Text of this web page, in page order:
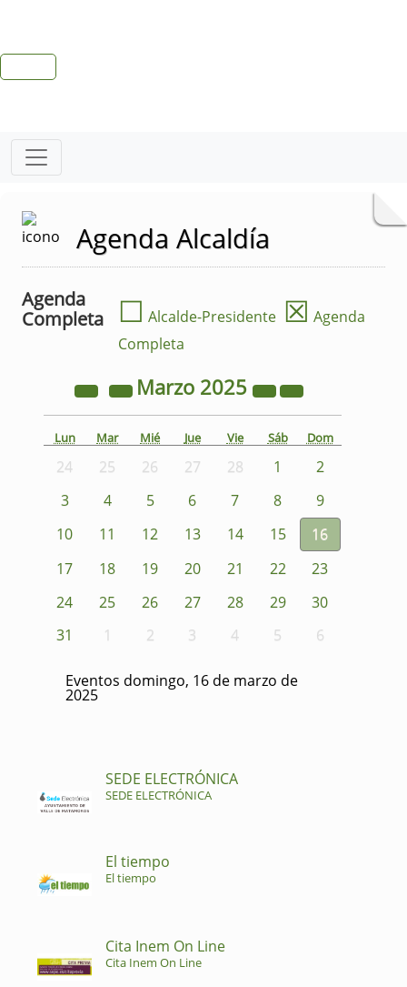
Agenda Alcaldía
Agenda
Completa
☐ Alcalde-Presidente ☒ Agenda
Completa
Marzo 2025
Lun Mar Mié Jue Vie Sáb Dom
24 25 26 27 28 1
2
3
4 5 6 7 8
9
10
11 12 13 14 15
16
17
18 19 20 21 22
23
24
25 26 27 28 29
30
31
1 2 3 4 5 6
Eventos domingo, 16 de marzo de
2025
SEDE ELECTRÓNICA
SEDE ELECTRÓNICA
El tiempo
El tiempo
Cita Inem On Line
Cita Inem On Line